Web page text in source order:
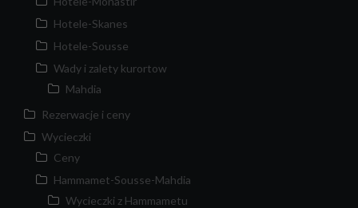
Hotele-Skanes
Hotele-Sousse
Wady i zalety kurortow
Mahdia
Rezerwacje i ceny
Wycieczki
Ceny
Hammamet-Sousse-Mahdia
Wycieczki z Hammametu